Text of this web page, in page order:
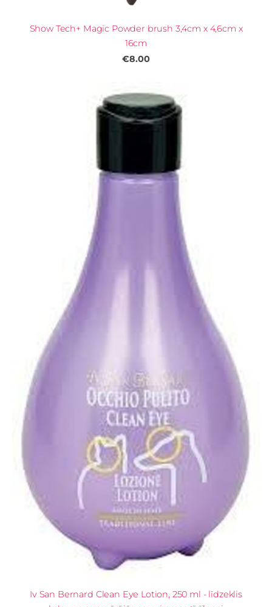
Show Tech+ Magic Powder brush 3,4cm x 4,6cm x
16cm
€8.00
Iv San Bernard Clean Eye Lotion, 250 ml - līdzeklis